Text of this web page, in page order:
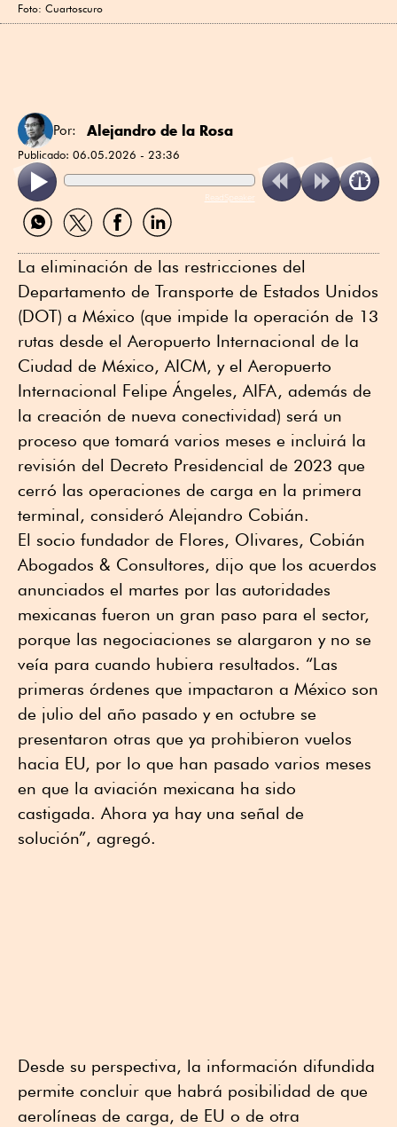
Foto: Cuartoscuro
Por: Alejandro de la Rosa
Publicado: 06.05.2026 - 23:36
ReadSpeaker
Compartir
por
Compartir
por
Compartir
por
Compartir
por
La eliminación de las restricciones del
Departamento de Transporte de Estados Unidos
(DOT) a México (que impide la operación de 13
rutas desde el Aeropuerto Internacional de la
Ciudad de México, AICM, y el Aeropuerto
Internacional Felipe Ángeles, AIFA, además de
la creación de nueva conectividad) será un
proceso que tomará varios meses e incluirá la
revisión del Decreto Presidencial de 2023 que
cerró las operaciones de carga en la primera
terminal, consideró Alejandro Cobián.
El socio fundador de Flores, Olivares, Cobián
Abogados & Consultores, dijo que los acuerdos
anunciados el martes por las autoridades
mexicanas fueron un gran paso para el sector,
porque las negociaciones se alargaron y no se
veía para cuando hubiera resultados. “Las
primeras órdenes que impactaron a México son
de julio del año pasado y en octubre se
presentaron otras que ya prohibieron vuelos
hacia EU, por lo que han pasado varios meses
en que la aviación mexicana ha sido
castigada. Ahora ya hay una señal de
solución”, agregó.
Desde su perspectiva, la información difundida
permite concluir que habrá posibilidad de que
aerolíneas de carga, de EU o de otra